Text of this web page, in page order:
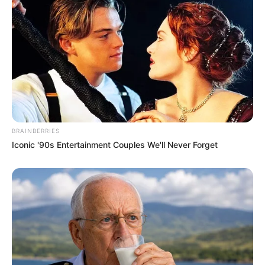
salários nos municípios.
Católica, Milânia reside em Patos de Minas há 41 anos e frequenta
a Igreja Nossa Senhora do Rosário, onde foi coordenadora do
serviço social por 4 anos, junto ao lactário e à Pastoral da Criança.
Nessa Paróquia, ela participou dos Encontros de Casais com
Cristo; fez o Cursilho de Cristandade; foi Ministra da Eucaristia; e,
há 25 anos, com a ajuda do Padre Rui, fundou a Farmácia
Comunitária da referida Paróquia. Além disso, desde muito cedo,
pijama de flanela, colcha de retalho, enxoval de bebê, sabão, sopa;
inclusive durante o auge da pandemia da covid-19, a
homenageada confeccionou inúmeras máscaras e aventais para
serem doados à Defesa Civil e distribuídos entre os profissionais de
saúde.
Ademais, Milânia foi proprietária de loja de roupas; trabalhou
no Conselho Tutelar da Cidade; na farmácia Bioativa; na Rádio
BRAINBERRIES
Iconic '90s Entertainment Couples We'll Never Forget